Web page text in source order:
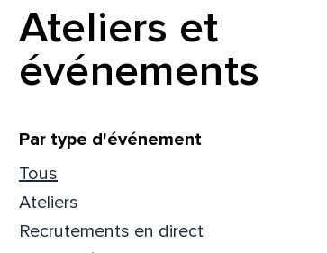
Ateliers et
événements
Filtrer
Par type d'événement
Tous
Ateliers
Recrutements en direct